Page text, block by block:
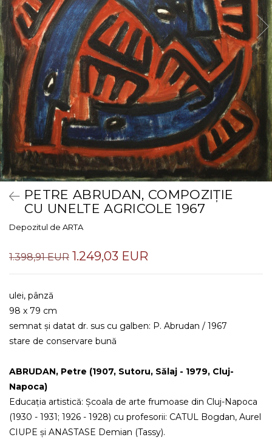
PETRE ABRUDAN, COMPOZIȚIE
CU UNELTE AGRICOLE 1967
Depozitul de ARTA
1.398,91 EUR 1.249,03 EUR
ulei, pânză
98 x 79 cm
semnat și datat dr. sus cu galben: P. Abrudan / 1967
stare de conservare bună
ABRUDAN, Petre (1907, Sutoru, Sălaj - 1979, Cluj-
Napoca)
Educația artistică: Școala de arte frumoase din Cluj-Napoca
(1930 - 1931; 1926 - 1928) cu profesorii: CATUL Bogdan, Aurel
CIUPE și ANASTASE Demian (Tassy).